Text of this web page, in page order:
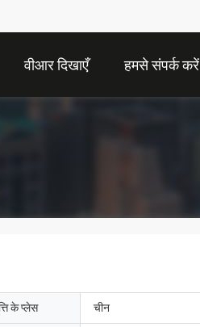
वीआर दिखाएँ हमसे संपर्क करें
के प्लेस चीन